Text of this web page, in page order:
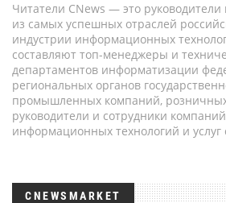
Читатели CNews — это
из самых успешных отраслей
индустрии информационных
составляют топ-менеджеры и
департаментов информатизации
региональных органов
промышленных компаний, розничных
руководители и сотрудники
информационных технологий и услуг
CNEWSMARKET